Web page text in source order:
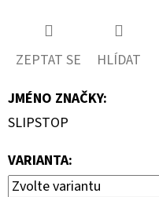
ZEPTAT SE
HLÍDAT
JMÉNO ZNAČKY:
SLIPSTOP
VARIANTA: